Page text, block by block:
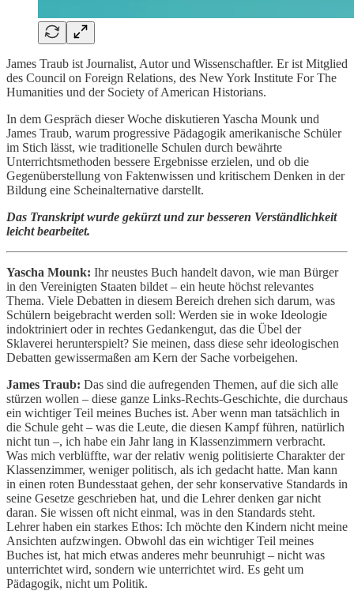
James Traub ist Journalist, Autor und Wissenschaftler. Er ist Mitglied
des Council on Foreign Relations, des New York Institute For The
Humanities und der Society of American Historians.
In dem Gespräch dieser Woche diskutieren Yascha Mounk und
James Traub, warum progressive Pädagogik amerikanische Schüler
im Stich lässt, wie traditionelle Schulen durch bewährte
Unterrichtsmethoden bessere Ergebnisse erzielen, und ob die
Gegenüberstellung von Faktenwissen und kritischem Denken in der
Bildung eine Scheinalternative darstellt.
Das Transkript wurde gekürzt und zur besseren Verständlichkeit
leicht bearbeitet.
Yascha Mounk: Ihr neustes Buch handelt davon, wie man Bürger
in den Vereinigten Staaten bildet – ein heute höchst relevantes
Thema. Viele Debatten in diesem Bereich drehen sich darum, was
Schülern beigebracht werden soll: Werden sie in woke Ideologie
indoktriniert oder in rechtes Gedankengut, das die Übel der
Sklaverei herunterspielt? Sie meinen, dass diese sehr ideologischen
Debatten gewissermaßen am Kern der Sache vorbeigehen.
James Traub: Das sind die aufregenden Themen, auf die sich alle
stürzen wollen – diese ganze Links-Rechts-Geschichte, die durchaus
ein wichtiger Teil meines Buches ist. Aber wenn man tatsächlich in
die Schule geht – was die Leute, die diesen Kampf führen, natürlich
nicht tun –, ich habe ein Jahr lang in Klassenzimmern verbracht.
Was mich verblüffte, war der relativ wenig politisierte Charakter der
Klassenzimmer, weniger politisch, als ich gedacht hatte. Man kann
in einen roten Bundesstaat gehen, der sehr konservative Standards in
seine Gesetze geschrieben hat, und die Lehrer denken gar nicht
daran. Sie wissen oft nicht einmal, was in den Standards steht.
Lehrer haben ein starkes Ethos: Ich möchte den Kindern nicht meine
Ansichten aufzwingen. Obwohl das ein wichtiger Teil meines
Buches ist, hat mich etwas anderes mehr beunruhigt – nicht was
unterrichtet wird, sondern wie unterrichtet wird. Es geht um
Pädagogik, nicht um Politik.